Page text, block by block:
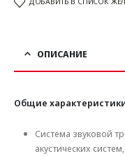
ОПИСАНИЕ
Общие
Система звуковой
акустических